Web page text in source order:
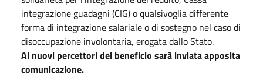
integrazione guadagni (CIG) o qualsivoglia differente
forma di integrazione salariale o di sostegno nel caso di
disoccupazione involontaria, erogata dallo Stato.
Ai nuovi percettori del beneficio sarà inviata apposita
comunicazione.